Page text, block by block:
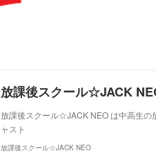
放課後スクール☆JACK
放課後スクール☆JACK NEO は中高生の
ャスト
放課後スクール☆JACK NEO